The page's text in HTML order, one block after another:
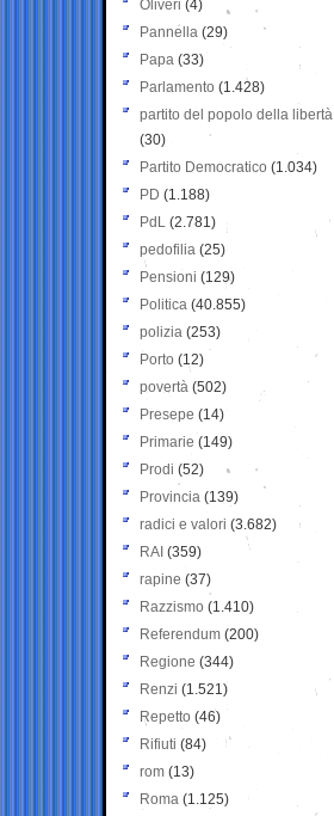
Oliveri (4)
Pannella (29)
Papa (33)
Parlamento (1.428)
partito del popolo della libertà
(30)
Partito Democratico (1.034)
PD (1.188)
PdL (2.781)
pedofilia (25)
Pensioni (129)
Politica (40.855)
polizia (253)
Porto (12)
povertà (502)
Presepe (14)
Primarie (149)
Prodi (52)
Provincia (139)
radici e valori (3.682)
RAI (359)
rapine (37)
Razzismo (1.410)
Referendum (200)
Regione (344)
Renzi (1.521)
Repetto (46)
Rifiuti (84)
rom (13)
Roma (1.125)